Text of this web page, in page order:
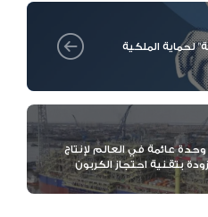
لحماية الملكية
عائمة في العالم لإنتاج
بتقنية احتجاز الكربون